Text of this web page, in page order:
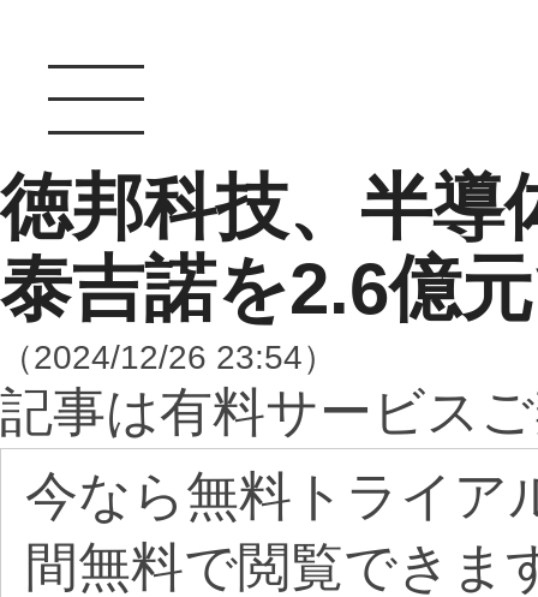
徳邦科技、半導
泰吉諾を2.6億
（2024/12/26 23:54）
記事は有料サービス
今なら無料トライア
間無料で閲覧できま